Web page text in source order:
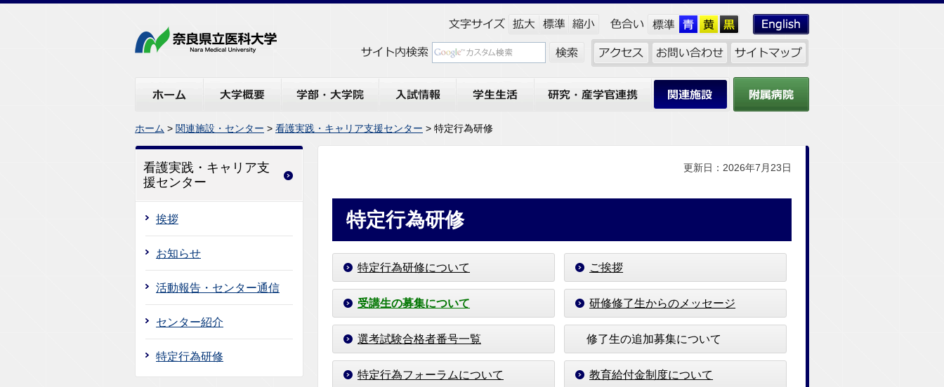
関連施設
ホーム > 関連施設・センター > 看護実践・キャリア支援センター > 特定行為研修
看護実践・キャリア支
援センター
挨拶
お知らせ
活動報告・センター通信
センター紹介
特定行為研修
更新日：2026年7月23日
特定行為研修
特定行為研修について
受講生の募集について
選考試験合格者番号一覧
特定行為フォーラムについて
ご挨拶
研修修了生からのメッセージ
修了生の追加募集について
教育給付金制度について